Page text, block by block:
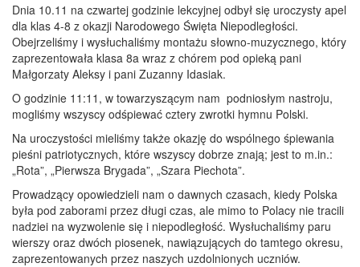
Dnia 10.11 na czwartej godzinie lekcyjnej odbył się uroczysty apel
dla klas 4-8 z okazji Narodowego Święta Niepodległości.
Obejrzeliśmy i wysłuchaliśmy montażu słowno-muzycznego, który
zaprezentowała klasa 8a wraz z chórem pod opieką pani
Małgorzaty Aleksy i pani Zuzanny Idasiak.
O godzinie 11:11, w towarzyszącym nam podniosłym nastroju,
mogliśmy wszyscy odśpiewać cztery zwrotki hymnu Polski.
Na uroczystości mieliśmy także okazję do wspólnego śpiewania
pieśni patriotycznych, które wszyscy dobrze znają; jest to m.in.:
„Rota”, „Pierwsza Brygada”, „Szara Piechota”.
Prowadzący opowiedzieli nam o dawnych czasach, kiedy Polska
była pod zaborami przez długi czas, ale mimo to Polacy nie tracili
nadziei na wyzwolenie się i niepodległość. Wysłuchaliśmy paru
wierszy oraz dwóch piosenek, nawiązujących do tamtego okresu,
zaprezentowanych przez naszych uzdolnionych uczniów.